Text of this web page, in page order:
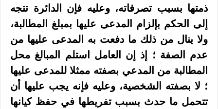
ذمتها بسبب تصرفاته، وعليه فإن الدائرة تتجه
إلى الحكم بإلزام المدعى عليها بمبلغ المطالبة،
ولا ينال من ذلك ما دفعت به المدعی عليها من
عدم الصفة ؛ إذ إن العامل استلم المبالغ محل
المطالبة من المدعي بصفته ممثلا للمدعى عليها
؛ لا بصفته الشخصية، وعليه فإنه يجب عليها أن
تتحمل ما حدث بسبب تفريطها في حفظ كيانها